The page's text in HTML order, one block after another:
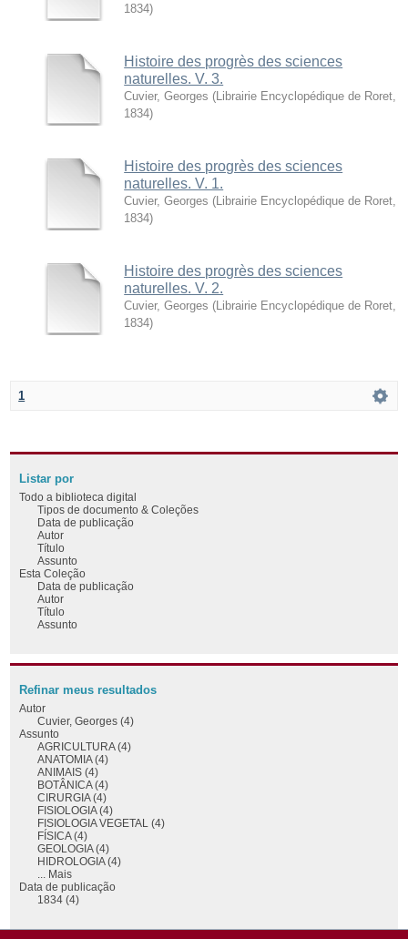
1834)
Histoire des progrès des sciences
naturelles. V. 3.
Cuvier, Georges ( Librairie Encyclopédique de Roret
1834)
Histoire des progrès des sciences
naturelles. V. 1.
Cuvier, Georges ( Librairie Encyclopédique de Roret
1834)
Histoire des progrès des sciences
naturelles. V. 2.
Cuvier, Georges ( Librairie Encyclopédique de Roret
1834)
1
Listar por
Todo a biblioteca digital
Tipos de documento & Coleções
Data de publicação
Autor
Título
Assunto
Esta Coleção
Data de publicação
Autor
Título
Assunto
Refinar meus resultados
Autor
Cuvier, Georges (4)
Assunto
AGRICULTURA (4)
ANATOMIA (4)
ANIMAIS (4)
BOTÂNICA (4)
CIRURGIA (4)
FISIOLOGIA (4)
FISIOLOGIA VEGETAL (4)
FÍSICA (4)
GEOLOGIA (4)
HIDROLOGIA (4)
... Mais
Data de publicação
1834 (4)